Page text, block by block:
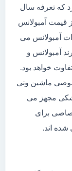
که تعرفه سال
قیمت آمبولانس
آمبولانس می
آمبولانس و
خواهد بود.
ماشین ونی
مجهز می
برای
شده اند.